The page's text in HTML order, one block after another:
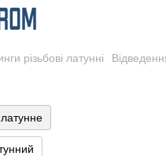
різьбові латунні